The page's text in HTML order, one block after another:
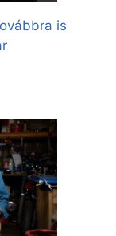
is